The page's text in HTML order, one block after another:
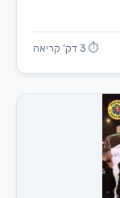
⏱ 3 דק' קריאה